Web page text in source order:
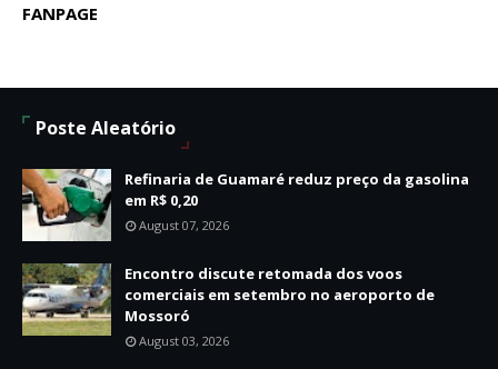
FANPAGE
Poste Aleatório
Refinaria de Guamaré reduz preço da gasolina
em R$ 0,20
August 07, 2026
Encontro discute retomada dos voos
comerciais em setembro no aeroporto de
Mossoró
August 03, 2026